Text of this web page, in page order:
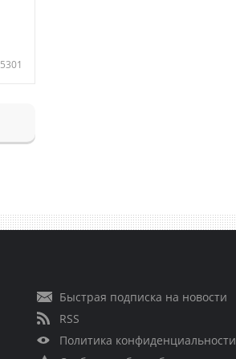
5301
Быстрая подписка на новости
RSS
Политика конфиденциальности